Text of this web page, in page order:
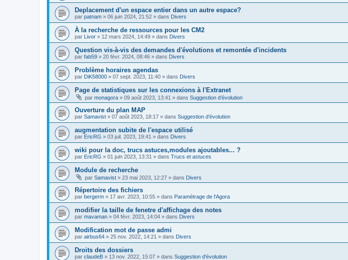
Deplacement d'un espace entier dans un autre espace?
par patnam » 06 juin 2024, 21:52 » dans Divers
À la recherche de ressources pour les CM2
par Livor » 12 mars 2024, 14:49 » dans Divers
Question vis-à-vis des demandes d'évolutions et remontée d'incidents
par fab59 » 20 févr. 2024, 08:46 » dans Divers
Problème horaires agendas
par DiK58000 » 07 sept. 2023, 11:40 » dans Divers
Page de statistiques sur les connexions à l'Extranet
par monagora » 09 août 2023, 13:41 » dans Suggestion d'évolution
Ouverture du plan MAP
par Samavist » 07 août 2023, 18:17 » dans Suggestion d'évolution
augmentation subite de l'espace utilisé
par EricRG » 03 juil. 2023, 19:41 » dans Divers
wiki pour la doc, trucs astuces,modules ajoutables... ?
par EricRG » 01 juin 2023, 13:31 » dans Trucs et astuces
Module de recherche
par Samavist » 23 mai 2023, 12:27 » dans Divers
Répertoire des fichiers
par bergerm » 17 avr. 2023, 10:55 » dans Paramétrage de l'Agora
modifier la taille de fenetre d'affichage des notes
par mavaman » 04 févr. 2023, 14:04 » dans Divers
Modification mot de passe admi
par airbus64 » 25 nov. 2022, 14:21 » dans Divers
Droits des dossiers
par claudeB » 13 nov. 2022, 15:07 » dans Suggestion d'évolution